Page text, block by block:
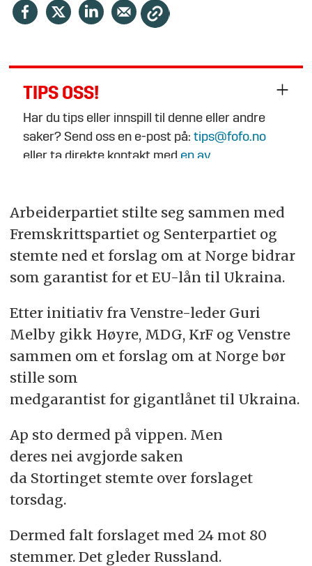
TIPS OSS!
Har du tips eller innspill til denne eller andre
saker? Send oss en e-post på:tips@fofo.no
eller ta direkte kontakt med en av
Arbeiderpartiet stilte seg sammen med
Fremskrittspartiet og Senterpartiet og
stemte ned et forslag om at Norge bidrar
som garantist for et EU-lån til Ukraina.
Etter initiativ fra Venstre-leder Guri
Melby gikk Høyre, MDG, KrF og Venstre
sammen om et forslag om at Norge bør
stille som
medgarantist for gigantlånet til Ukraina.
Ap sto dermed på vippen. Men
deres nei avgjorde saken
da Stortinget stemte over forslaget
torsdag.
Dermed falt forslaget med 24 mot 80
stemmer. Det gleder Russland.